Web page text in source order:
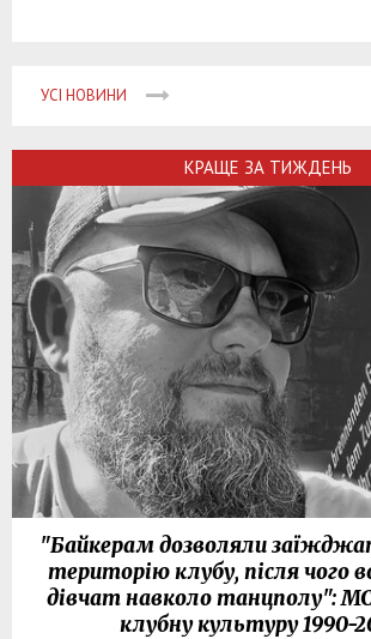
УСІ НОВИНИ
КРАЩЕ ЗА ТИЖДЕНЬ
"Байкерам дозволяли
територію клубу, після чого
дівчат навколо танцполу":
клубну культуру 1990-